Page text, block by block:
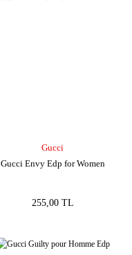
Gucci
Gucci Envy Edp for Women
255,00 TL